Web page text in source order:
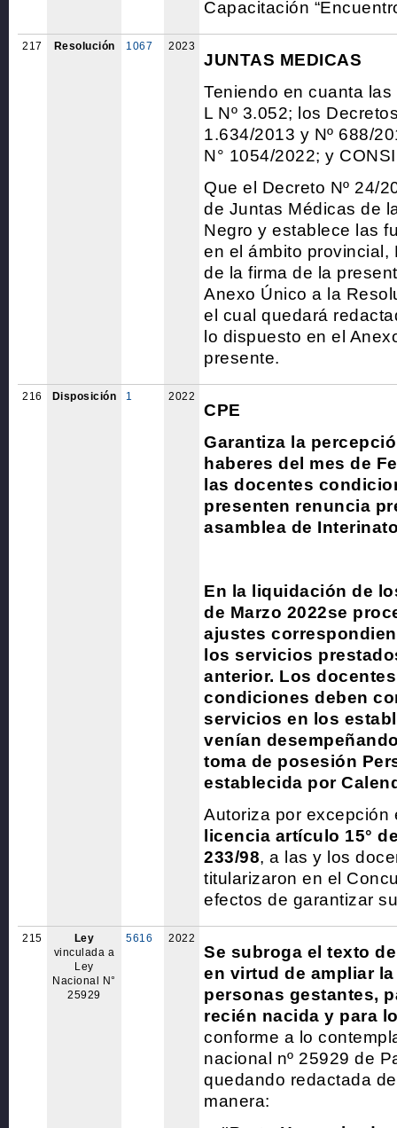
Capacitación
217 Resolución 1067 2023
JUNTAS MEDICAS
Teniendo en cuanta las
L Nº 3.052; los
1.634/2013 y Nº 688/
N° 1054/2022; y
Que el Decreto Nº 24/
de Juntas Médicas de
Negro y establece las
en el ámbito provincial,
de la firma de la
Anexo Único a la
el cual quedará
lo dispuesto en el
presente.
216 Disposición 1 2022
CPE
Garantiza la
haberes del mes de
las docentes
presenten renuncia
asamblea de
En la liquidación de
de Marzo 2022se
ajustes
los servicios
anterior. Los
condiciones deben
servicios en los
venían
toma de posesión
establecida por
Autoriza por excepción
licencia artículo 15°
233/98, a las y los
titularizaron en el
efectos de garantizar
215
Ley
vinculada a
Ley
Nacional N°
25929
5616 2022
Se subroga el texto
en virtud de ampliar
personas gestantes,
recién nacida y para
conforme a lo
nacional nº 25929 de
quedando redactada
manera: